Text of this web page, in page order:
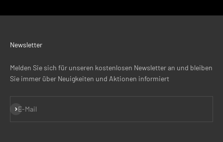
Newsletter
Melden Sie sich für unseren kostenlosen Newsletter an und bleiben
Sie immer über Neuigkeiten und Aktionen informiert
E-Mail
Abonnieren